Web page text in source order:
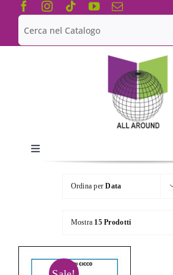
Salta
contenuto
Cerca
per:
Toggle
Navigation
Chi siamo
Le Collane
Catalogo
Ordina perData
Mostra 15 Prodotti